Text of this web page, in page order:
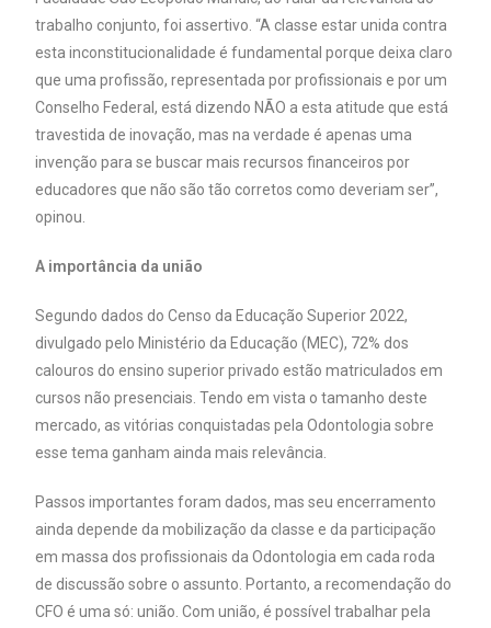
trabalho conjunto, foi assertivo. “A classe estar unida contra
esta inconstitucionalidade é fundamental porque deixa claro
que uma profissão, representada por profissionais e por um
Conselho Federal, está dizendo NÃO a esta atitude que está
travestida de inovação, mas na verdade é apenas uma
invenção para se buscar mais recursos financeiros por
educadores que não são tão corretos como deveriam ser”,
opinou.
A importância da união
Segundo dados do Censo da Educação Superior 2022,
divulgado pelo Ministério da Educação (MEC), 72% dos
calouros do ensino superior privado estão matriculados em
cursos não presenciais. Tendo em vista o tamanho deste
mercado, as vitórias conquistadas pela Odontologia sobre
esse tema ganham ainda mais relevância.
Passos importantes foram dados, mas seu encerramento
ainda depende da mobilização da classe e da participação
em massa dos profissionais da Odontologia em cada roda
de discussão sobre o assunto. Portanto, a recomendação do
CFO é uma só: união. Com união, é possível trabalhar pela